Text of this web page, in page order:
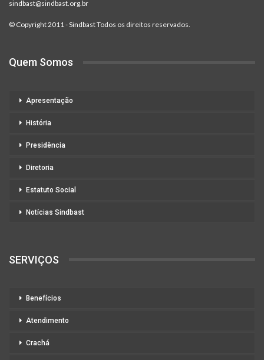
sindbast@sindbast.org.br
© Copyright 2011 - Sindbast Todos os direitos reservados.
Quem Somos
Apresentação
História
Presidência
Diretoria
Estatuto Social
Notícias Sindbast
SERVIÇOS
Benefícios
Atendimento
Crachá